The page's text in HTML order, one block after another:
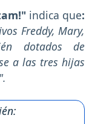
indica que:
Freddy, Mary,
dotados de
a las tres hijas